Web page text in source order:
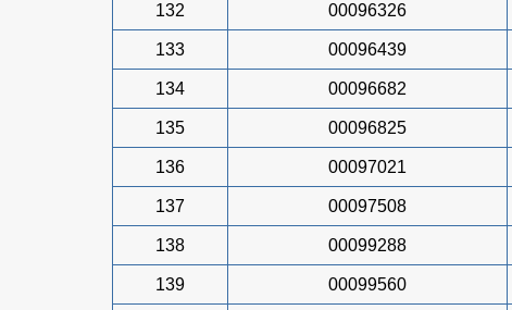
132 00096326
133 00096439
134 00096682
135 00096825
136 00097021
137 00097508
138 00099288
139 00099560